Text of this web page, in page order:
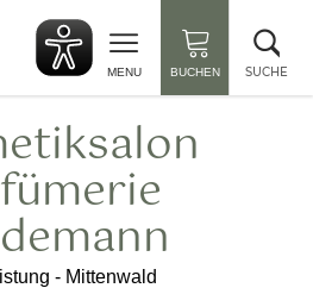
MENU BUCHEN SUCHE
- Mittenwald